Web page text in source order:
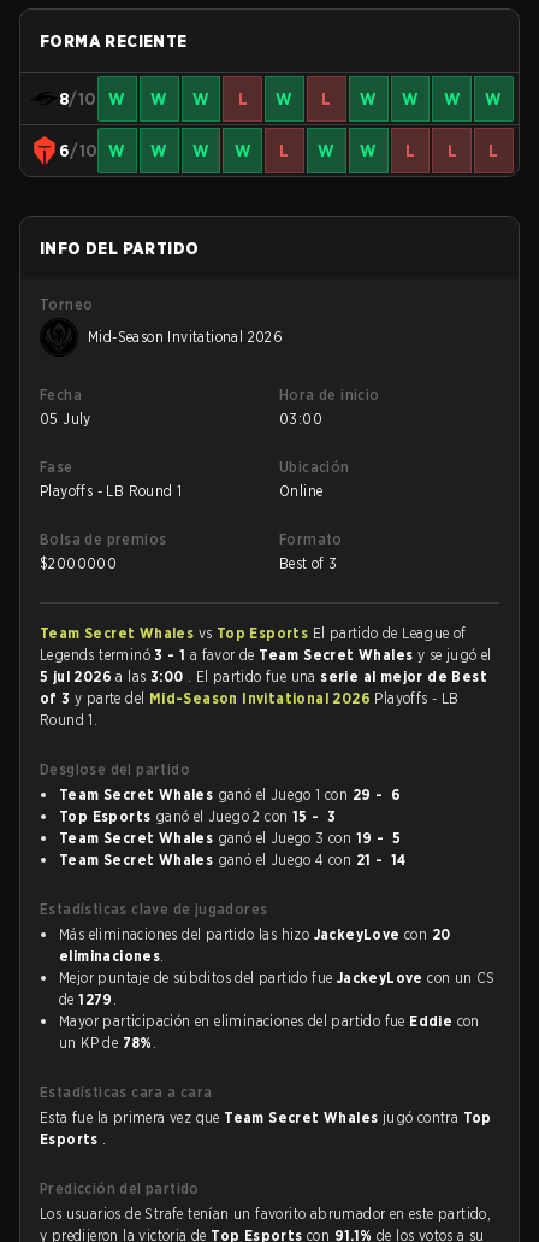
FORMA RECIENTE
8/10 W W W L W L W W W W
6/10 W W W W L W W L L L
INFO DEL PARTIDO
Torneo
Mid-Season Invitational 2026
Fecha
05 July
Hora de inicio
03:00
Fase
Playoffs - LB Round 1
Ubicación
Online
Bolsa de premios
$2000000
Formato
Best of 3
Team Secret Whales vs Top Esports El partido de League of
Legends terminó3 - 1 a favor de Team Secret Whales y se jugó el
5 jul 2026a las 3:00 . El partido fue una serie al mejor de Best
of 3 y parte del Mid-Season Invitational 2026 Playoffs - LB
Round 1.
Desglose del partido
Team Secret Whales ganó el Juego 1 con 29 - 6
Top Esports ganó el Juego 2 con 15 - 3
Team Secret Whales ganó el Juego 3 con 19 - 5
Team Secret Whales ganó el Juego 4 con 21 - 14
Estadísticas clave de jugadores
Más eliminaciones del partido las hizo JackeyLove con 20
eliminaciones.
Mejor puntaje de súbditos del partido fue JackeyLove con un CS
de1279 .
Mayor participación en eliminaciones del partido fue Eddie con
un KP de 78% .
Estadísticas cara a cara
Esta fue la primera vez que Team Secret Whales jugó contra Top
Esports .
Predicción del partido
Los usuarios de Strafe tenían un favorito abrumador en este partido,
y predijeron la victoria de Top Esportscon 91.1%de los votos a su